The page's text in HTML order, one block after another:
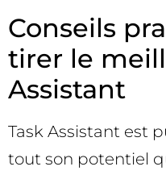
Conseils
tirer le
Assistant
Task Assistant est
tout son potentiel